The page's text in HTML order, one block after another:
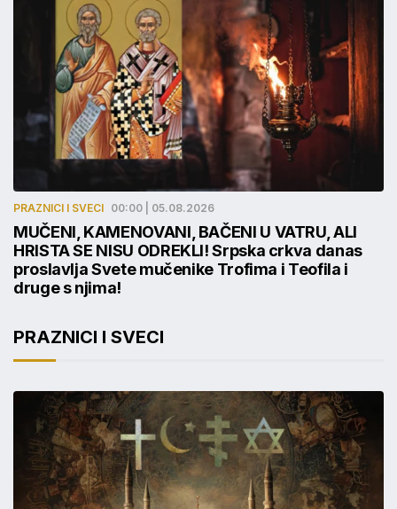
PRAZNICI I SVECI 00:00 | 05.08.2026
MUČENI, KAMENOVANI, BAČENI U VATRU, ALI
HRISTA SE NISU ODREKLI! Srpska crkva danas
proslavlja Svete mučenike Trofima i Teofila i
druge s njima!
PRAZNICI I SVECI